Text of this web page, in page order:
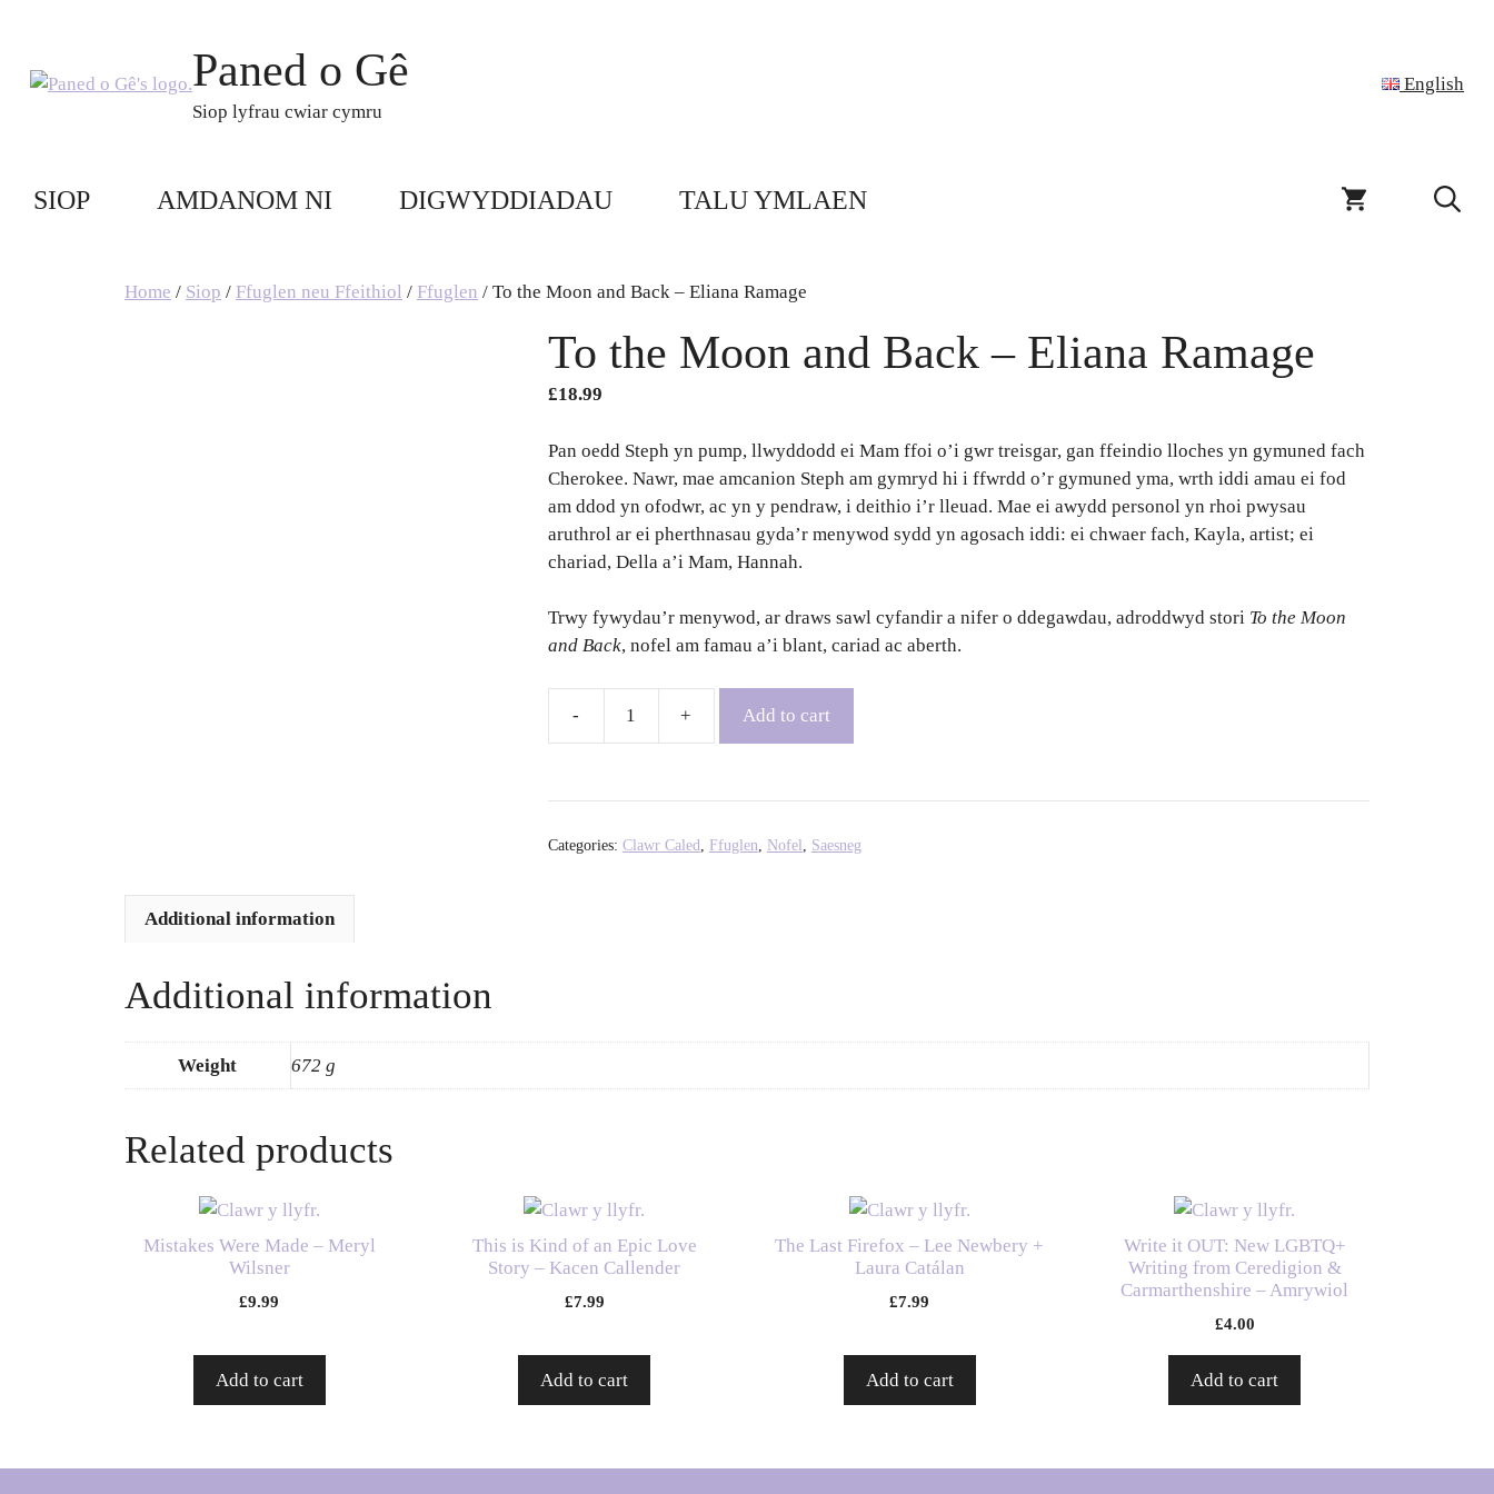
content
Paned o Gê
Siop lyfrau cwiar cymru
English
SIOP AMDANOM NI DIGWYDDIADAU TALU YMLAEN
Home / Siop / Ffuglen neu Ffeithiol / Ffuglen / To the Moon and Back – Eliana Ramage
To the Moon and Back – Eliana Ramage
£18.99
Pan oedd Steph yn pump, llwyddodd ei Mam ffoi o’i gwr treisgar, gan ffeindio lloches yn gymuned fach
Cherokee. Nawr, mae amcanion Steph am gymryd hi i ffwrdd o’r gymuned yma, wrth iddi amau ei fod
am ddod yn ofodwr, ac yn y pendraw, i deithio i’r lleuad. Mae ei awydd personol yn rhoi pwysau
aruthrol ar ei pherthnasau gyda’r menywod sydd yn agosach iddi: ei chwaer fach, Kayla, artist; ei
chariad, Della a’i Mam, Hannah.
Trwy fywydau’r menywod, ar draws sawl cyfandir a nifer o ddegawdau, adroddwyd stori To the Moon
and Back, nofel am famau a’i blant, cariad ac aberth.
Back
Add to cart
Categories: Clawr Caled Ffuglen Nofel Saesneg
Additional information
Additional information
Weight 672 g
Related products
Mistakes Were Made – Meryl
Wilsner
£9.99
Add to cart
This is Kind of an Epic Love
Story – Kacen Callender
£7.99
Add to cart
The Last Firefox – Lee Newbery +
Laura Catálan
£7.99
Add to cart
Write it OUT: New LGBTQ+
Writing from Ceredigion &
Carmarthenshire – Amrywiol
£4.00
Add to cart